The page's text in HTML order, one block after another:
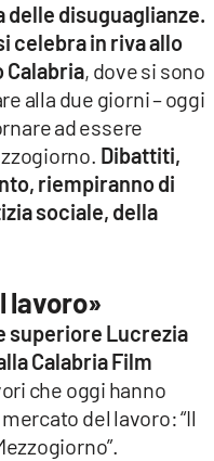
disuguaglianze.
celebra in riva allo
Calabria, dove si sono
alla due giorni – oggi
ad essere
Dibattiti,
riempiranno di
sociale, della
lavoro»
superiore Lucrezia
Calabria Film
che oggi hanno
del lavoro: “Il